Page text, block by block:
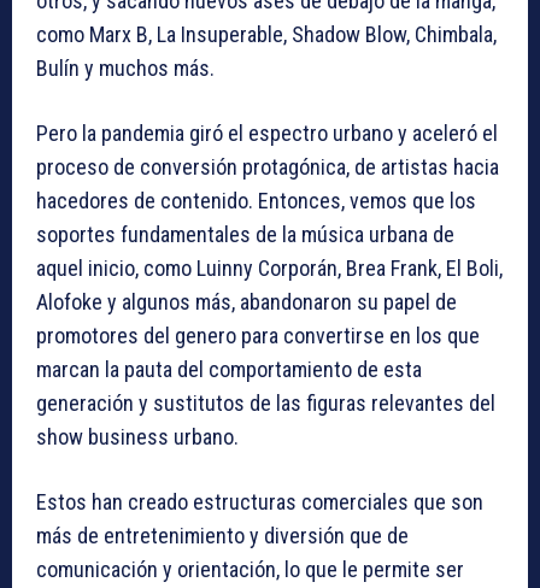
como Marx B, La Insuperable, Shadow Blow, Chimbala,
Bulín y muchos más.
Pero la pandemia giró el espectro urbano y aceleró el
proceso de conversión protagónica, de artistas hacia
hacedores de contenido. Entonces, vemos que los
soportes fundamentales de la música urbana de
aquel inicio, como Luinny Corporán, Brea Frank, El Boli,
Alofoke y algunos más, abandonaron su papel de
promotores del genero para convertirse en los que
marcan la pauta del comportamiento de esta
generación y sustitutos de las figuras relevantes del
show business urbano.
Estos han creado estructuras comerciales que son
más de entretenimiento y diversión que de
comunicación y orientación, lo que le permite ser